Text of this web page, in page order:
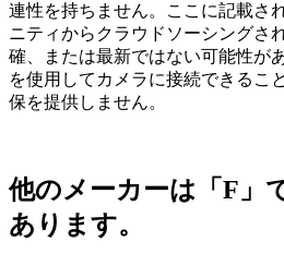
連性を持ちません。ここに記載さ
ニティからクラウドソーシングさ
確、または最新ではない可能性が
を使用してカメラに接続できるこ
保を提供しません。
他のメーカーは「F」
あります。